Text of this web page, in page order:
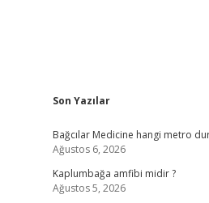
Sidebar
Son Yazılar
Bağcılar Medicine hangi metro
Ağustos 6, 2026
Kaplumbağa amfibi midir ?
Ağustos 5, 2026